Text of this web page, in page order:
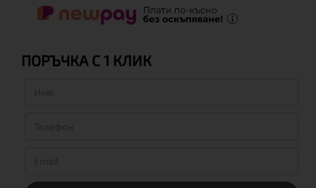
ПОРЪЧКА С 1 КЛИК